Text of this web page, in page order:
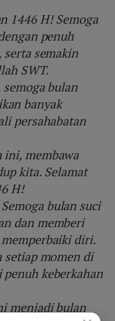
1446 H! Semoga
penuh
serta semakin
SWT.
bulan
banyak
persahabatan
ini, membawa
kita. Selamat
H!
bulan suci
dan memberi
diri.
setiap momen di
keberkahan
menjadi bulan